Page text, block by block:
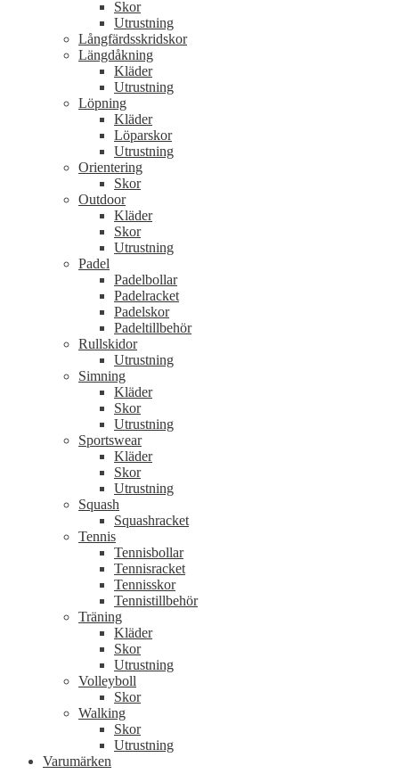
Skor
Utrustning
Långfärdsskridskor
Längdåkning
Kläder
Utrustning
Löpning
Kläder
Löparskor
Utrustning
Orientering
Skor
Outdoor
Kläder
Skor
Utrustning
Padel
Padelbollar
Padelracket
Padelskor
Padeltillbehör
Rullskidor
Utrustning
Simning
Kläder
Skor
Utrustning
Sportswear
Kläder
Skor
Utrustning
Squash
Squashracket
Tennis
Tennisbollar
Tennisracket
Tennisskor
Tennistillbehör
Träning
Kläder
Skor
Utrustning
Volleyboll
Skor
Walking
Skor
Utrustning
Varumärken